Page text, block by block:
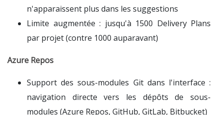
n'apparaissent plus dans les suggestions
Limite augmentée : jusqu'à 1500 Delivery Plans
par projet (contre 1000 auparavant)
Azure Repos
Support des sous-modules Git dans l'interface :
navigation directe vers les dépôts de sous-
modules (Azure Repos, GitHub, GitLab, Bitbucket)